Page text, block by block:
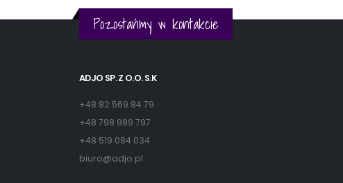
Pozostańmy w kontakcie
ADJO SP. Z O.O. S.K
+48 82 569 84 79
+48 798 989 797
+48 519 084 034
biuro@adjo.pl